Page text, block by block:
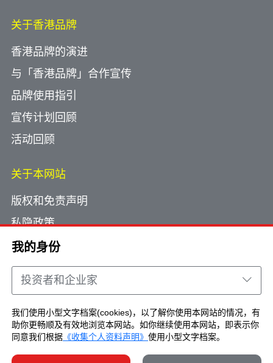
我的身份
投资者和企业家
我们使用小型文字档案(cookies)，以了解你使用本网站的情况，有
助你更畅顺及有效地浏览本网站。如你继续使用本网站，即表示你
同意我们根据 《收集个人资料声明》 使用小型文字档案。
关于香港品牌
香港品牌的演进
与「香港品牌」合作宣传
品牌使用指引
宣传计划回顾
活动回顾
关于本网站
版权和免责声明
私隐政策
使用小型文字档案
网页指南
联络我们
Copyright © Brand Hong Kong. All Rights
Reserved.